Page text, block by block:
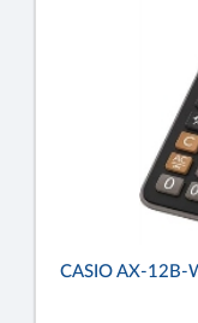
CASIO AX-12B-